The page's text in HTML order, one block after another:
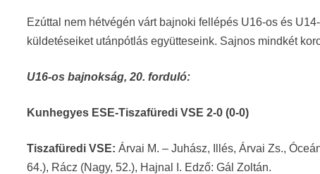
Ezúttal nem hétvégén várt bajnoki fellépés U16-os és
küldetéseiket utánpótlás együtteseink. Sajnos mindkét
U16-os bajnokság, 20. forduló:
Kunhegyes ESE-Tiszafüredi VSE 2-0 (0-0)
Tiszafüredi VSE: Árvai M. – Juhász, Illés, Árvai Zs.,
64.), Rácz (Nagy, 52.), Hajnal I. Edző: Gál Zoltán.